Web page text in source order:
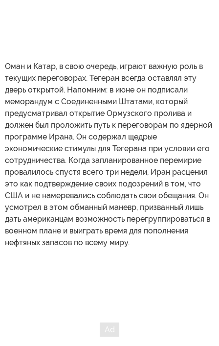
Оман и Катар, в свою очередь, играют важную роль в
текущих переговорах. Тегеран всегда оставлял эту
дверь открытой. Напомним: в июне он подписали
меморандум с Соединенными Штатами, который
предусматривал открытие Ормузского пролива и
должен был проложить путь к переговорам по ядерной
программе Ирана. Он содержал щедрые
экономические стимулы для Тегерана при условии его
сотрудничества. Когда запланированное перемирие
провалилось спустя всего три недели, Иран расценил
это как подтверждение своих подозрений в том, что
США и не намеревались соблюдать свои обещания. Он
усмотрел в этом обманный маневр, призванный лишь
дать американцам возможность перегруппироваться в
военном плане и выиграть время для пополнения
нефтяных запасов по всему миру.